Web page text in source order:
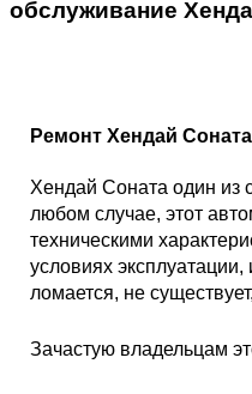
обслуживание
Ремонт Хендай
Хендай Соната один из
любом случае, этот
техническими
условиях
ломается, не
Зачастую владельцам